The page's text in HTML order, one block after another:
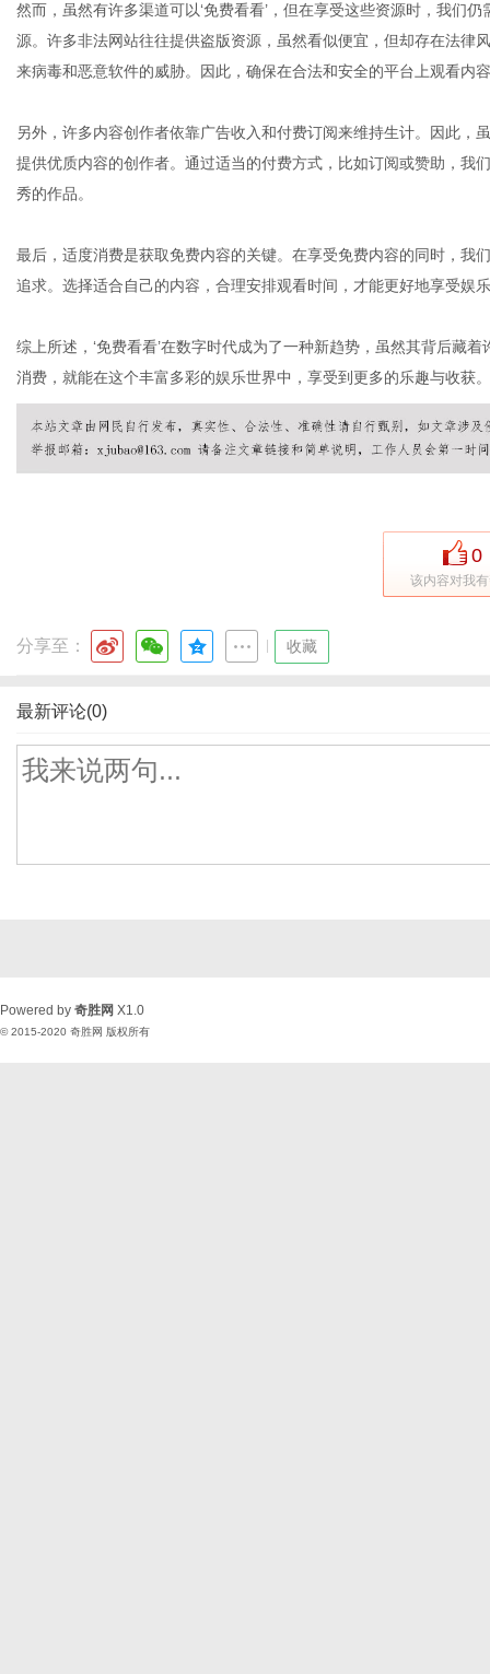
然而，虽然有许多渠道可以‘免费看看’，但在享受这些资源时，我们
源。许多非法网站往往提供盗版资源，虽然看似便宜，但却存在法律
来病毒和恶意软件的威胁。因此，确保在合法和安全的平台上观看内
另外，许多内容创作者依靠广告收入和付费订阅来维持生计。因此，
提供优质内容的创作者。通过适当的付费方式，比如订阅或赞助，我
秀的作品。
最后，适度消费是获取免费内容的关键。在享受免费内容的同时，我
追求。选择适合自己的内容，合理安排观看时间，才能更好地享受娱
综上所述，‘免费看看’在数字时代成为了一种新趋势，虽然其背后藏
消费，就能在这个丰富多彩的娱乐世界中，享受到更多的乐趣与收获。
0
该内容对我
分享至： 收藏
最新评论(0)
Powered by 奇胜网 X1.0
© 2015-2020 奇胜网 版权所有